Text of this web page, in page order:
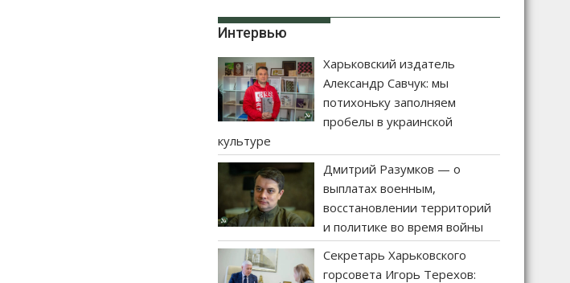
Интервью
Харьковский издатель
Александр Савчук: мы
потихоньку заполняем
пробелы в украинской
культуре
Дмитрий Разумков — о
выплатах военным,
восстановлении территорий
и политике во время войны
Секретарь Харьковского
горсовета Игорь Терехов: